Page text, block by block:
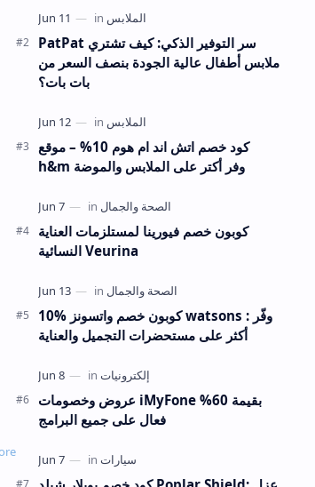
PatPat سر التوفير الذكي: كيف تشتري
ملابس أطفال عالية الجودة بنصف السعر من
بات بات؟
كود خصم اتش اند ام هوم 10% – موقع
h&m وفر أكتر على الملابس والموضة
كوبون خصم فيورينا لمستلزمات العناية
النسائية Veurina
10% كوبون خصم واتسونز watsons : وفّر
أكثر على مستحضرات التجميل والعناية
عروض وخصومات iMyFone بقيمة 60%
فعال على جميع البرامج